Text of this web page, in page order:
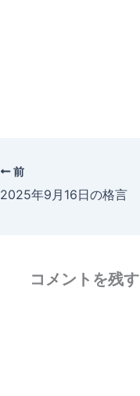
前
2025年9月16日の格言
コメントを残す